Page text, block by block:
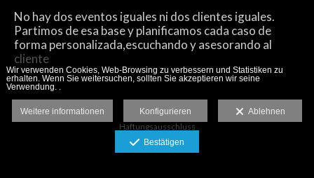
No hay dos eventos iguales ni dos clientes iguales.
Partimos de esa base y planificamos cada caso de
forma personalizada,escuchando y asesorando al
cliente
Haftungsausschluss
Wir verwenden Cookies, Web-Browsing zu verbessern und Statistiken zu
erhalten. Wenn Sie weitersuchen, sollten Sie akzeptieren wir seine
Verwendung. .
Weitere informationen Konfigurieren Ablehnen
Bestätigen